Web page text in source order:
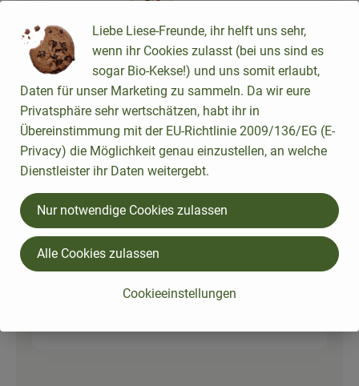
Tofu
Auswahl ändern
10,95 € /1kg
Stück
Artikelanzahl
Gesamtpreis:4,38 €
Knoblauc
h
21,69 € /
Liebe Liese-Freunde, ihr helft uns sehr,
wenn ihr Cookies zulasst (bei uns sind es
sogar Bio-Kekse!) und uns somit erlaubt,
Daten für unser Marketing zu sammeln. Da wir eure
Privatsphäre sehr wertschätzen, habt ihr in
Übereinstimmung mit der EU-Richtlinie 2009/136/EG (E-
Privacy) die Möglichkeit genau einzustellen, an welche
Dienstleister ihr Daten weitergebt.
Cookieeinstellungen
Nur notwendige Cookies zulassen
Alle Cookies zulassen